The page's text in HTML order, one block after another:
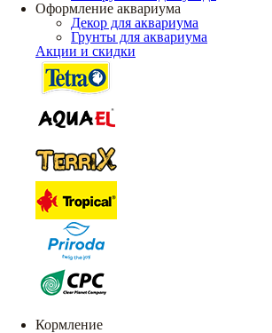
Оформление аквариума
Декор для аквариума
Грунты для аквариума
Акции и скидки
Кормление